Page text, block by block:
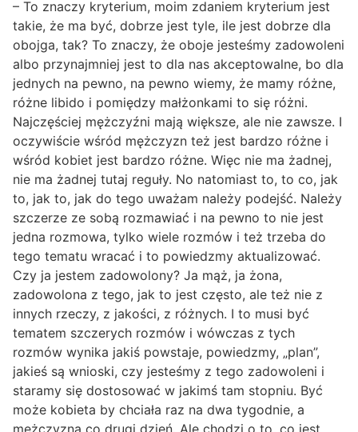
– To znaczy kryterium, moim zdaniem kryterium jest
takie, że ma być, dobrze jest tyle, ile jest dobrze dla
obojga, tak? To znaczy, że oboje jesteśmy zadowoleni
albo przynajmniej jest to dla nas akceptowalne, bo dla
jednych na pewno, na pewno wiemy, że mamy różne,
różne libido i pomiędzy małżonkami to się różni.
Najczęściej mężczyźni mają większe, ale nie zawsze. I
oczywiście wśród mężczyzn też jest bardzo różne i
wśród kobiet jest bardzo różne. Więc nie ma żadnej,
nie ma żadnej tutaj reguły. No natomiast to, to co, jak
to, jak to, jak do tego uważam należy podejść. Należy
szczerze ze sobą rozmawiać i na pewno to nie jest
jedna rozmowa, tylko wiele rozmów i też trzeba do
tego tematu wracać i to powiedzmy aktualizować.
Czy ja jestem zadowolony? Ja mąż, ja żona,
zadowolona z tego, jak to jest często, ale też nie z
innych rzeczy, z jakości, z różnych. I to musi być
tematem szczerych rozmów i wówczas z tych
rozmów wynika jakiś powstaje, powiedzmy, „plan”,
jakieś są wnioski, czy jesteśmy z tego zadowoleni i
staramy się dostosować w jakimś tam stopniu. Być
może kobieta by chciała raz na dwa tygodnie, a
mężczyzna co drugi dzień. Ale chodzi o to, co jest